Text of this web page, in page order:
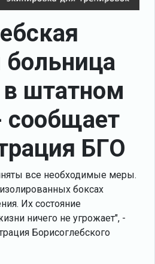
больница
в штатном
БГО
все необходимые меры.
боксах
Их состояние
ничего не угрожает", -
Борисоглебского